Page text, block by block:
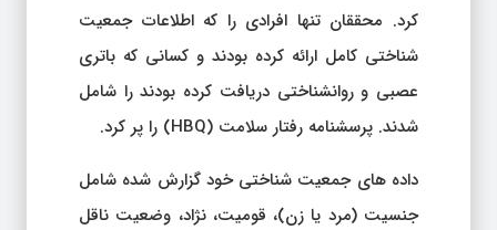
کرد. محققان تنها افرادی را که اطلاعات جمعیت
شناختی کامل ارائه کرده بودند و کسانی که باتری
عصبی و روانشناختی دریافت کرده بودند را شامل
شدند. پرسشنامه رفتار سلامت (HBQ) را پر کرد.
داده های جمعیت شناختی خود گزارش شده شامل
جنسیت (مرد یا زن)، قومیت، نژاد، وضعیت ناقل